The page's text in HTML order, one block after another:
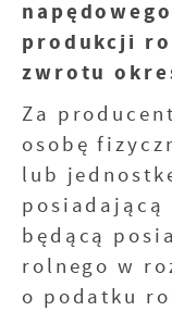
produkcji
zwrotu
Za
osobę
lub
posiadającą
będącą
rolnego w
o podatku
względem ich
użytkowników.
przetwarzane
Wyrażenie
gwarantuje
prezentujemy
aktualności
Promocyjne
prezentowania
podstawie
Twoich
witryny
mogą pojawić
trzecich lub
partnerami
Firmy te
wiadomości,
Więcej